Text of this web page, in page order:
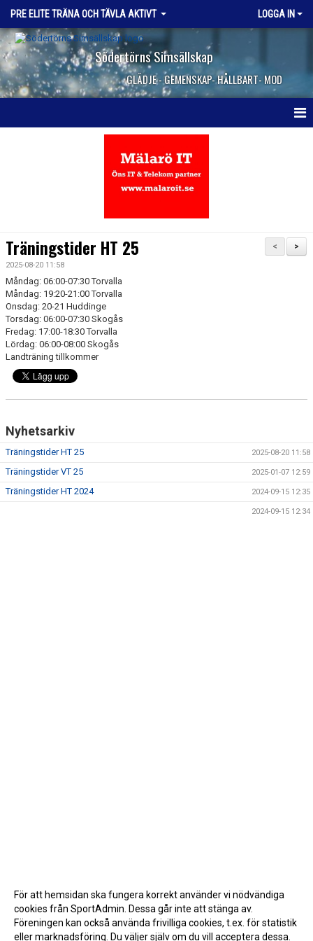
PRE ELITE TRÄNA OCH TÄVLA AKTIVT LOGGA IN
Södertörns Simsällskap
GLÄDJE - GEMENSKAP- HÅLLBART- MOD
KONTAKT
>
<
Träningstider HT 25
2025-08-20 11:58
Måndag: 06:00-07:30 Torvalla
Måndag: 19:20-21:00 Torvalla
Onsdag: 20-21 Huddinge
Torsdag: 06:00-07:30 Skogås
Fredag: 17:00-18:30 Torvalla
Lördag: 06:00-08:00 Skogås
Landträning tillkommer
Nyhetsarkiv
Träningstider HT 25 2025-08-20 11:58
Träningstider VT 25 2025-01-07 12:59
Träningstider HT 2024 2024-09-15 12:35
2024-09-15 12:34
För att hemsidan ska fungera korrekt använder vi nödvändiga
cookies från SportAdmin. Dessa går inte att stänga av.
Föreningen kan också använda frivilliga cookies, t.ex. för statistik
eller marknadsföring. Du väljer själv om du vill acceptera dessa.